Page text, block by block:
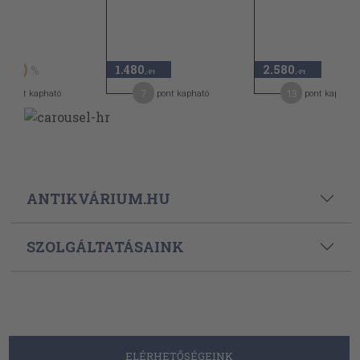
50
pont kapható
1.480 ,-Ft
pont kapható
2.580 ,-Ft
pont kapható
ANTIKVÁRIUM.HU
SZOLGÁLTATÁSAINK
ELÉRHETŐSÉGEINK